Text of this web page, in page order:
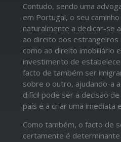
Contudo, sendo uma
em Portugal, o seu
naturalmente a dedicar-se
ao direito dos estrangeiros
como ao direito imobiliário
investimento de
facto de também ser
sobre o outro, ajudando-a
difícil pode ser a decisão
país e a criar uma imediata
Como também, o facto de
certamente é